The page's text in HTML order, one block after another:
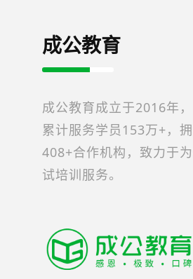
成公教育
成公教育成立于2016年
累计服务学员153万+，
408+合作机构，致力于
试培训服务。